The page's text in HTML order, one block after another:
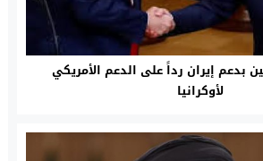
بدعم إيران رداً على الدعم الأمريكي
لأوكرانيا